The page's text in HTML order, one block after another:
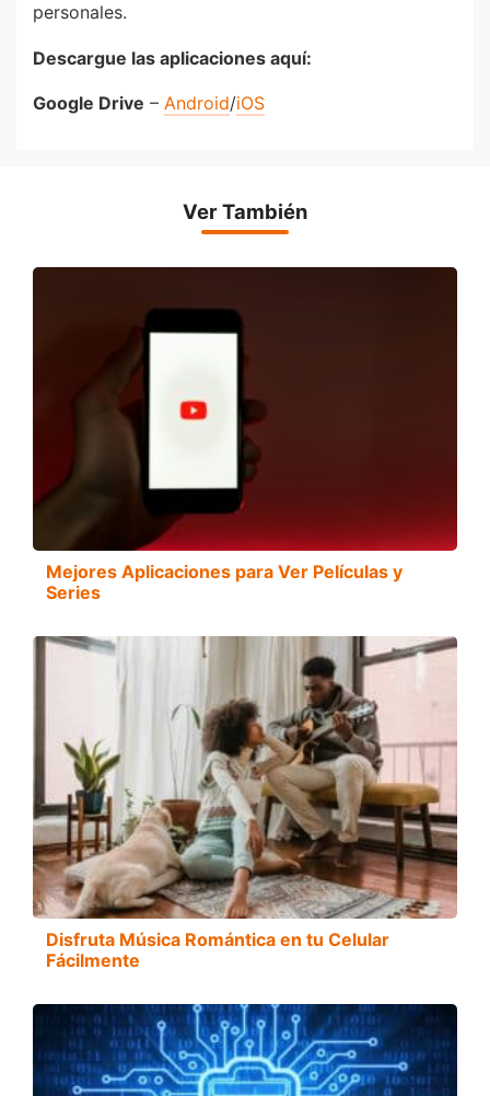
personales.
Descargue las aplicaciones aquí:
Google Drive – Android/iOS
Ver También
Mejores Aplicaciones para Ver Películas y
Series
Disfruta Música Romántica en tu Celular
Fácilmente